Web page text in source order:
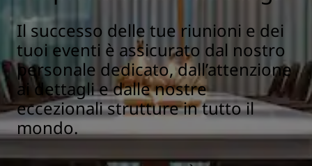
Il successo delle tue riunioni e dei
tuoi eventi è assicurato dal nostro
personale dedicato, dall’attenzione
ai dettagli e dalle nostre
eccezionali strutture in tutto il
mondo.